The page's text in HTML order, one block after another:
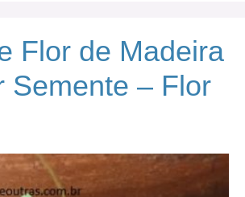
Flor de Madeira
Semente – Flor